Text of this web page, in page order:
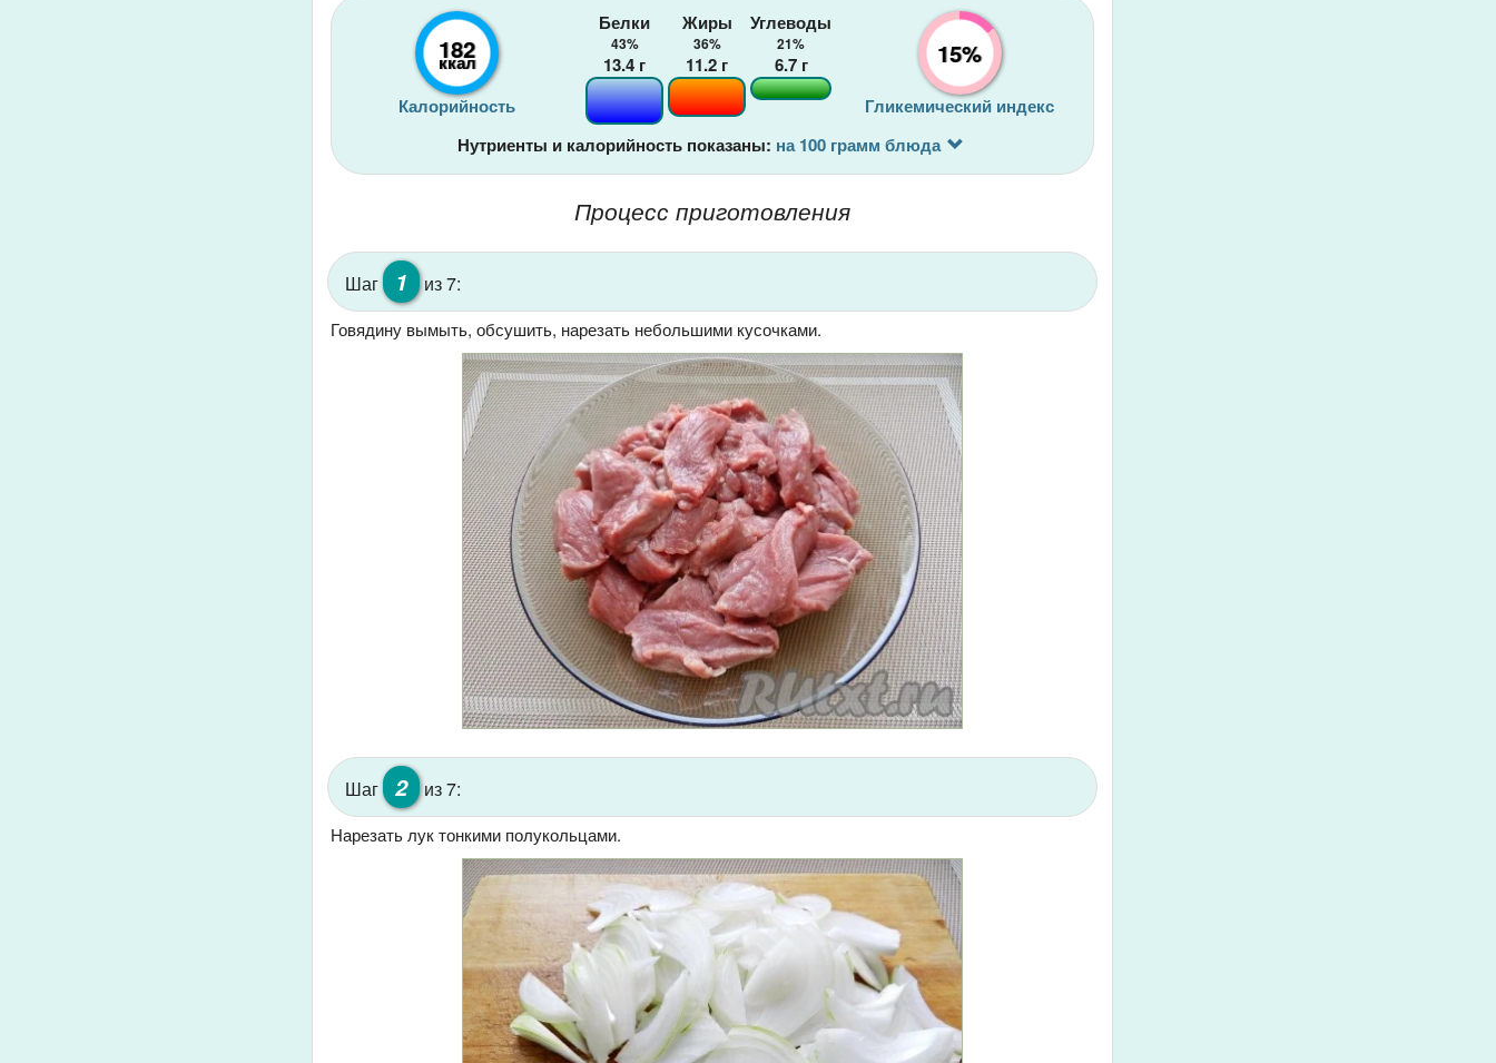
182
ккал
Калорийность
Белки
43%
13.4 г
Жиры
36%
11.2 г
Углеводы
21%
6.7г 15%
Гликемический индекс
Нутриенты и калорийность показаны: на 100 грамм блюда
Процесс приготовления
Шаг 1 из 7:
Говядину вымыть, обсушить, нарезать небольшими кусочками.
Шаг 2 из 7:
Нарезать лук тонкими полукольцами.